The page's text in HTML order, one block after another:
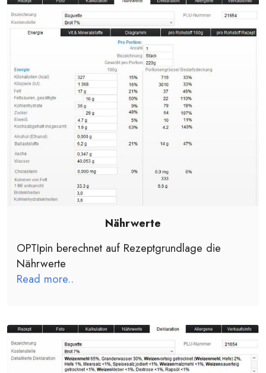
Nährwerte
OPTIpin berechnet auf Rezeptgrundlage die
Nährwerte
Read more..